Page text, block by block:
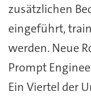
zusätzlichen
eingeführt,
werden. Neue
Prompt
Ein Viertel der